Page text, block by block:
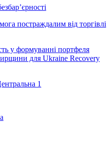
постраждалим від торгівлі
у формуванні портфеля
для Ukraine Recovery
1